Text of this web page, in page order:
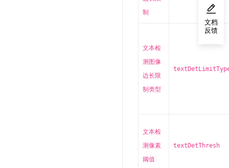
制
文本检
测图像
边长限
制类型
文本检
测像素
阈值
textDetThresh
文档
反馈